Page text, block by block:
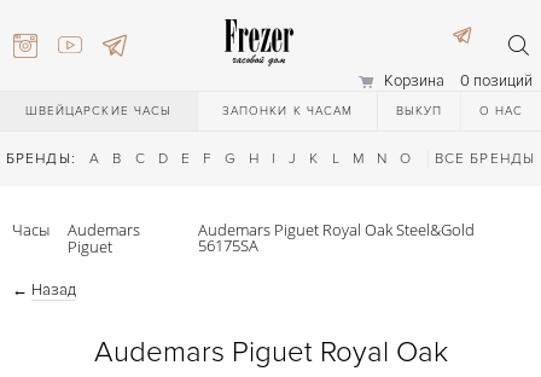
Корзина 0 позиций
ШВЕЙЦАРСКИЕ ЧАСЫ ЗАПОНКИ К ЧАСАМ ВЫКУП О НАС
БРЕНДЫ: A B C D E F G H I J K L M N O Q R S T
ВСЕ БРЕНДЫ
Часы Audemars
Piguet
Audemars Piguet Royal Oak Steel&Gold
56175SA
← Назад
Audemars Piguet Royal Oak